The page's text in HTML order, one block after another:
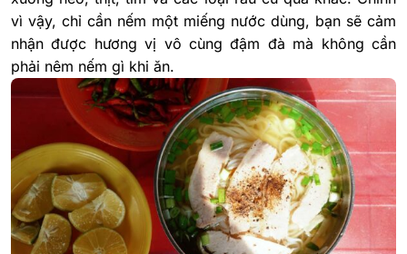
vì vậy, chỉ cần nếm một miếng nước dùng, bạn sẽ cảm
nhận được hương vị vô cùng đậm đà mà không cần
phải nêm nếm gì khi ăn.